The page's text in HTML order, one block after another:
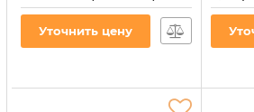
Артикул:CI-HP-C2P20AE-C
Уточнить цену